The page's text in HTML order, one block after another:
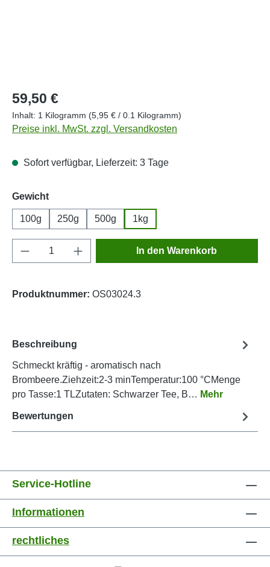
Regulärer Preis:
59,50 €
Inhalt: 1 Kilogramm (5,95 € / 0.1 Kilogramm)
Preise inkl. MwSt. zzgl. Versandkosten
Sofort verfügbar, Lieferzeit: 3 Tage
Gewichtauswählen
100g 250g 500g 1kg
Produkt Anzahl: Gib den gewünschten
In den Warenkorb
Produktnummer: OS03024.3
Beschreibung
Schmeckt kräftig - aromatisch nach
Brombeere.Ziehzeit:2-3 minTemperatur:100 °CMenge
pro Tasse:1 TLZutaten: Schwarzer Tee, B… Mehr
Bewertungen
Service-Hotline
Informationen
rechtliches